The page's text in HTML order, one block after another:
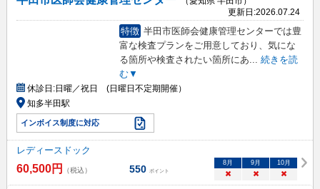
更新日:2026.07.24
特徴 半田市医師会健康管理センターでは豊
富な検査プランをご用意しており、気にな
る箇所や検査されたい箇所にあ
続きを読
む▼
休診日:日曜／祝日 (日曜日不定期開催）
知多半田駅
インボイス制度に対応
レディースドック
60,500円 （税込） 550 ポイント
8 月 9 月 10月
× × ×